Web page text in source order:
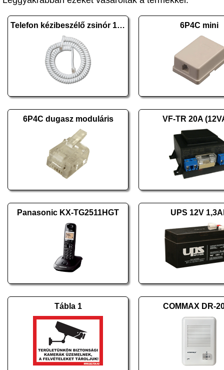
Telefon kézibeszélő zsinór 1,8m fehér 6P4C mini
6P4C dugasz moduláris VF-TR 20A
Panasonic KX-TG2511HGT UPS 12V
Tábla 1 COMMAX DR-